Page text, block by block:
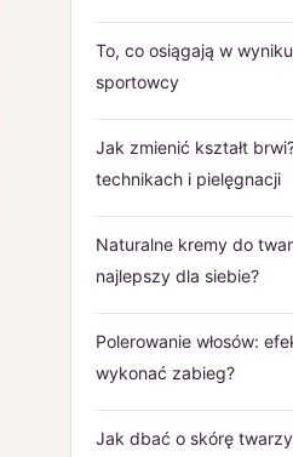
To, co osiągają w
sportowcy
Jak zmienić kształt
technikach i pielęgnacji
Naturalne kremy do
najlepszy dla siebie?
Polerowanie włosów:
wykonać zabieg?
Jak dbać o skórę